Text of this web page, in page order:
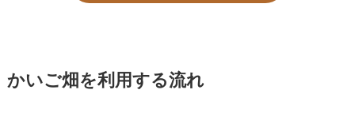
かいご畑を利用する流れ